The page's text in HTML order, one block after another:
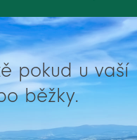
pokud u vaší
běžky.